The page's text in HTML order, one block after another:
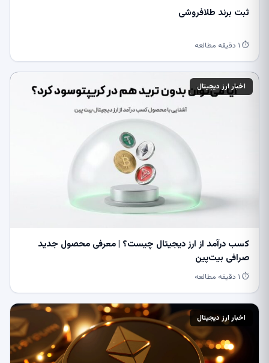
ثبت برند طلافروشی
⏱ ۱ دقیقه مطالعه
اخبار ارز دیجیتال
کسب درآمد از ارز دیجیتال چیست؟ | معرفی محصول جدید
صرافی بیت‌پین
⏱ ۱ دقیقه مطالعه
اخبار ارز دیجیتال